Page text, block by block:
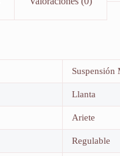
Suspensión
Llanta
Ariete
Regulable